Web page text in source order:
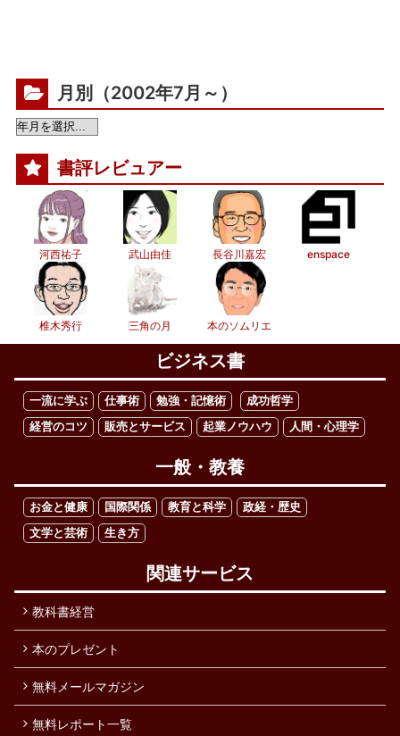
月別（2002年7月～）
書評レビュアー
河西祐子 武山由佳 長谷川嘉宏 enspace
椎木秀行 三角の月 本のソムリエ
ビジネス書
一流に学ぶ 仕事術 勉強・記憶術
成功哲学
経営のコツ
販売とサービス 起業ノウハウ 人間・心理学
一般・教養
お金と健康 国際関係 教育と科学
政経・歴史
文学と芸術
生き方
関連サービス
教科書経営
本のプレゼント
無料メールマガジン
無料レポート一覧